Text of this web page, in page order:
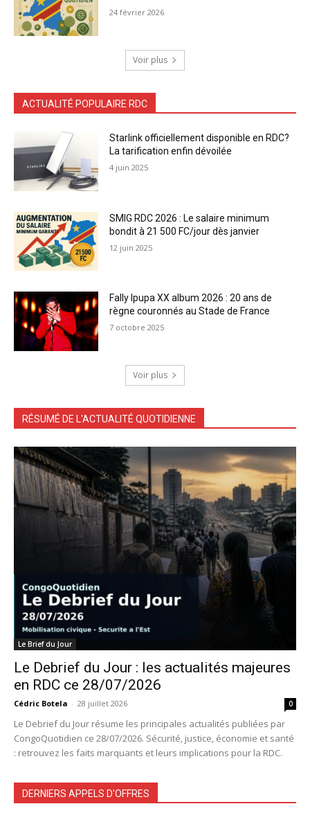
24 février 2026
Voir plus
ACTUALITÉ POPULAIRE RDC
Starlink officiellement disponible en RDC?
La tarification enfin dévoilée
4 juin 2025
SMIG RDC 2026 : Le salaire minimum
bondit à 21 500 FC/jour dès janvier
12 juin 2025
Fally Ipupa XX album 2026 : 20 ans de
règne couronnés au Stade de France
7 octobre 2025
Voir plus
RÉSUMÉ DE L'ACTUALITÉ QUOTIDIENNE
Le Brief du Jour
Le Debrief du Jour : les actualités majeures
en RDC ce 28/07/2026
Cédric Botela - 28 juillet 2026 0
Le Debrief du Jour résume les principales actualités publiées par
CongoQuotidien ce 28/07/2026. Sécurité, justice, économie et santé
: retrouvez les faits marquants et leurs implications pour la RDC.
DERNIERS APPELS D'OFFRES